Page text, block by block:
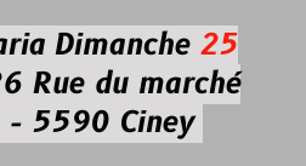
Dimanche 25
Rue du marché
- 5590 Ciney